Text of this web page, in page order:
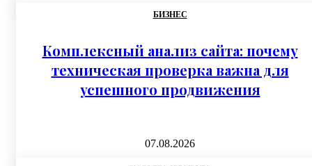
БИЗНЕС
Комплексный анализ сайта: почему
техническая проверка важна для
успешного продвижения
07.08.2026